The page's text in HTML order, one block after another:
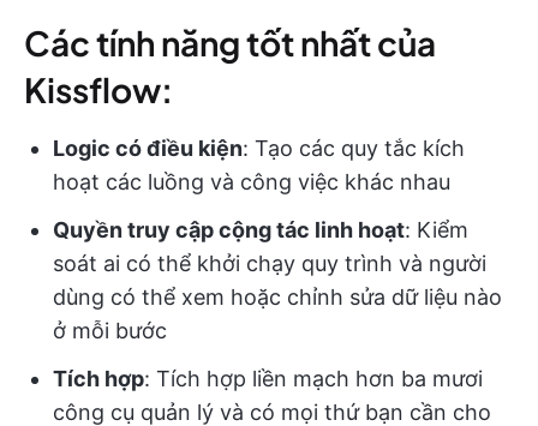
Các tính năng tốt nhất của
Kissflow:
Logic có điều kiện: Tạo các quy tắc kích
hoạt các luồng và công việc khác nhau
Quyền truy cập cộng tác linh hoạt: Kiểm
soát ai có thể khởi chạy quy trình và người
dùng có thể xem hoặc chỉnh sửa dữ liệu nào
ở mỗi bước
Tích hợp: Tích hợp liền mạch hơn ba mươi
công cụ quản lý và có mọi thứ bạn cần cho